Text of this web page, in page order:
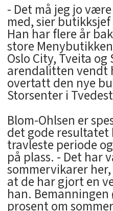
- Det må jeg jo
med, sier
Han har flere år
store
Oslo City, Tveita
arendalitten vendt
overtatt den nye
Storsenter i
Blom-Ohlsen er
det gode resultatet
travleste periode
på plass. - Det har
sommervikarer
at de har gjort en
han. Bemanningen
prosent om